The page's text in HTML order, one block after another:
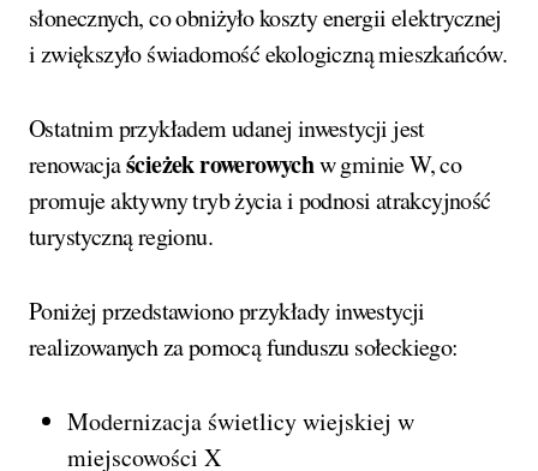
słonecznych, co obniżyło koszty energii elektrycznej
i zwiększyło świadomość ekologiczną mieszkańców.
Ostatnim przykładem udanej inwestycji jest
renowacjaścieżek rowerowychw gminie W, co
promuje aktywny tryb życia i podnosi atrakcyjność
turystyczną regionu.
Poniżej przedstawiono przykłady inwestycji
realizowanych za pomocą funduszu sołeckiego:
Modernizacja świetlicy wiejskiej w
miejscowości X